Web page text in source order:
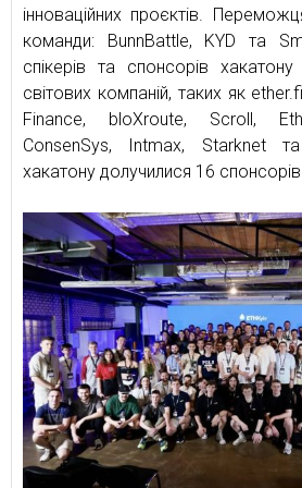
інноваційних проєктів.
команди: BunnBattle, KYD та
спікерів та спонсорів
світових компаній, таких як
Finance, bloXroute, Scroll,
ConsenSys, Intmax, Starknet
хакатону долучилися 16